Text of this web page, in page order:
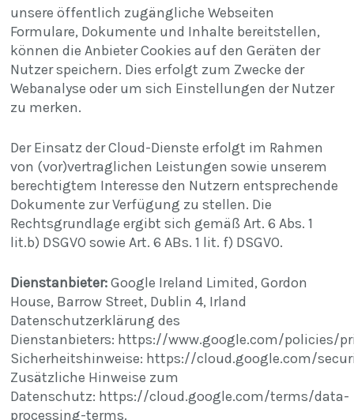
unsere öffentlich zugängliche Webseiten
Formulare, Dokumente und Inhalte bereitstellen,
können die Anbieter Cookies auf den Geräten der
Nutzer speichern. Dies erfolgt zum Zwecke der
Webanalyse oder um sich Einstellungen der Nutzer
zu merken.
Der Einsatz der Cloud-Dienste erfolgt im Rahmen
von (vor)vertraglichen Leistungen sowie unserem
berechtigtem Interesse den Nutzern entsprechende
Dokumente zur Verfügung zu stellen. Die
Rechtsgrundlage ergibt sich gemäß Art. 6 Abs. 1
lit.b) DSGVO sowie Art. 6 ABs. 1 lit. f) DSGVO.
Dienstanbieter:Google Ireland Limited, Gordon
House, Barrow Street, Dublin 4, Irland
Datenschutzerklärung des
Dienstanbieters: https://www.google.com/policies/
Sicherheitshinweise: https://cloud.google.com/
Zusätzliche Hinweise zum
Datenschutz: https://cloud.google.com/terms/data-
processing-terms.